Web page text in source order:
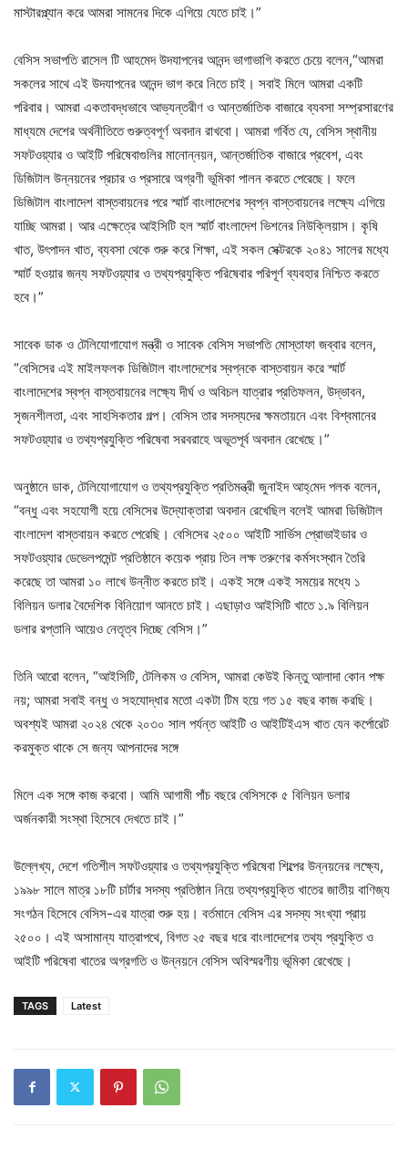
মাস্টারপ্ল্যান করে আমরা সামনের দিকে এগিয়ে যেতে চাই।”
বেসিস সভাপতি রাসেল টি আহমেদ উদযাপনের আনন্দ ভাগাভাগি করতে চেয়ে বলেন,“আমরা
সকলের সাথে এই উদযাপনের আনন্দ ভাগ করে নিতে চাই। সবাই মিলে আমরা একটি
পরিবার। আমরা একতাবদ্ধভাবে আভ্যন্তরীণ ও আন্তর্জাতিক বাজারে ব্যবসা সম্প্রসারণের
মাধ্যমে দেশের অর্থনীতিতে গুরুত্বপূর্ণ অবদান রাখবো। আমরা গর্বিত যে, বেসিস স্থানীয়
সফটওয়্যার ও আইটি পরিষেবাগুলির মানোন্নয়ন, আন্তর্জাতিক বাজারে প্রবেশ, এবং
ডিজিটাল উন্নয়নের প্রচার ও প্রসারে অগ্রণী ভূমিকা পালন করতে পেরেছে। ফলে
ডিজিটাল বাংলাদেশ বাস্তবায়নের পরে স্মার্ট বাংলাদেশের স্বপ্ন বাস্তবায়নের লক্ষ্যে এগিয়ে
যাচ্ছি আমরা। আর এক্ষেত্রে আইসিটি হল স্মার্ট বাংলাদেশ ভিশনের নিউক্লিয়াস। কৃষি
খাত, উৎপাদন খাত, ব্যবসা থেকে শুরু করে শিক্ষা, এই সকল সেক্টরকে ২০৪১ সালের মধ্যে
স্মার্ট হওয়ার জন্য সফটওয়্যার ও তথ্যপ্রযুক্তি পরিষেবার পরিপূর্ণ ব্যবহার নিশ্চিত করতে
হবে।”
সাবেক ডাক ও টেলিযোগাযোগ মন্ত্রী ও সাবেক বেসিস সভাপতি মোস্তাফা জব্বার বলেন,
“বেসিসের এই মাইলফলক ডিজিটাল বাংলাদেশের স্বপ্নকে বাস্তবায়ন করে স্মার্ট
বাংলাদেশের স্বপ্ন বাস্তবায়নের লক্ষ্যে দীর্ঘ ও অবিচল যাত্রার প্রতিফলন, উদ্ভাবন,
সৃজনশীলতা, এবং সাহসিকতার গল্প। বেসিস তার সদস্যদের ক্ষমতায়নে এবং বিশ্বমানের
সফটওয়্যার ও তথ্যপ্রযুক্তি পরিষেবা সরবরাহে অভূতপূর্ব অবদান রেখেছে।”
অনুষ্ঠানে ডাক, টেলিযোগাযোগ ও তথ্যপ্রযুক্তি প্রতিমন্ত্রী জুনাইদ আহ্‌মেদ পলক বলেন,
“বন্ধু এবং সহযোগী হয়ে বেসিসের উদ্যোক্তারা অবদান রেখেছিল বলেই আমরা ডিজিটাল
বাংলাদেশ বাস্তবায়ন করতে পেরেছি। বেসিসের ২৫০০ আইটি সার্ভিস প্রোভাইডার ও
সফটওয়্যার ডেভেলপমেন্ট প্রতিষ্ঠানে কয়েক প্রায় তিন লক্ষ তরুণের কর্মসংস্থান তৈরি
করেছে তা আমরা ১০ লাখে উন্নীত করতে চাই। একই সঙ্গে একই সময়ের মধ্যে ১
বিলিয়ন ডলার বৈদেশিক বিনিয়োগ আনতে চাই। এছাড়াও আইসিটি খাতে ১.৯ বিলিয়ন
ডলার রপ্তানি আয়েও নেতৃত্ব দিচ্ছে বেসিস।”
তিনি আরো বলেন, “আইসিটি, টেলিকম ও বেসিস, আমরা কেউই কিন্তু আলাদা কোন পক্ষ
নয়; আমরা সবাই বন্ধু ও সহযোদ্ধার মতো একটা টিম হয়ে গত ১৫ বছর কাজ করছি।
অবশ্যই আমরা ২০২৪ থেকে ২০৩০ সাল পর্যন্ত আইটি ও আইটিইএস খাত যেন কর্পোরেট
করমুক্ত থাকে সে জন্য আপনাদের সঙ্গে
মিলে এক সঙ্গে কাজ করবো। আমি আগামী পাঁচ বছরে বেসিসকে ৫ বিলিয়ন ডলার
অর্জনকারী সংস্থা হিসেবে দেখতে চাই।”
উল্লেখ্য, দেশে গতিশীল সফটওয়্যার ও তথ্যপ্রযুক্তি পরিষেবা শিল্পের উন্নয়নের লক্ষ্যে,
১৯৯৮ সালে মাত্র ১৮টি চার্টার সদস্য প্রতিষ্ঠান নিয়ে তথ্যপ্রযুক্তি খাতের জাতীয় বাণিজ্য
সংগঠন হিসেবে বেসিস-এর যাত্রা শুরু হয়। বর্তমানে বেসিস এর সদস্য সংখ্যা প্রায়
২৫০০। এই অসামান্য যাত্রাপথে, বিগত ২৫ বছর ধরে বাংলাদেশের তথ্য প্রযুক্তি ও
আইটি পরিষেবা খাতের অগ্রগতি ও উন্নয়নে বেসিস অবিস্মরণীয় ভূমিকা রেখেছে।
TAGS Latest